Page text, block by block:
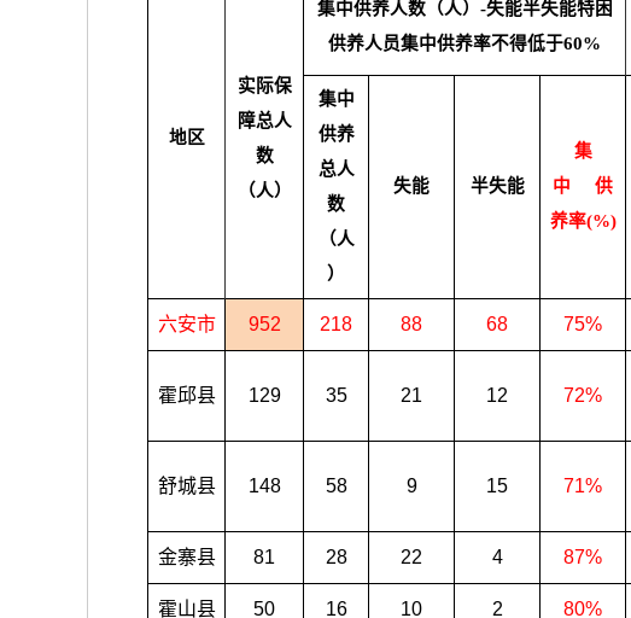
地区
实际保
障总人
数
（人）
集中供养人数（人）-失能半失能特困
供养人员集中供养率不得低于60%
集中
供养
总人
数
（人
）
失能 半失能
集
中
供
养率(%)
六安市 952 218 88 68 75%
霍邱县 129 35 21 12 72%
舒城县 148 58 9 15 71%
金寨县 81 28 22 4 87%
霍山县 50 16 10 2 80%